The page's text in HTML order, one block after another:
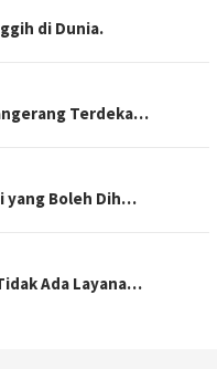
di Dunia.
Terdeka…
yang Boleh Dih…
Ada Layana…